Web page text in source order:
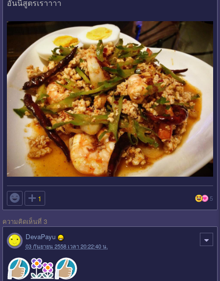
อันนี้สูตรเราาาา
 1 5
ความคิดเห็นที่ 3
DevaPayu
03 กันยายน 2558 เวลา 20:22:40 น.